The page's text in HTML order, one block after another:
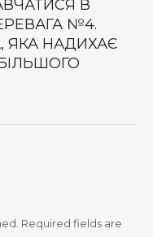
В
№4.
ЯКА НАДИХАЄ
Required fields are